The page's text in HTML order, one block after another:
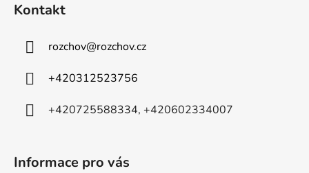
Kontakt
rozchov@rozchov.cz
+420312523756
+420725588334, +420602334007
Informace pro vás